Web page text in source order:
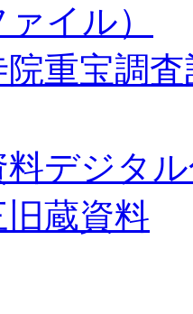
ァイル）
重宝調
料デジタ
蔵資料